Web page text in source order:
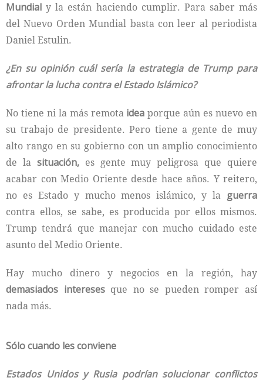
Mundial y la están haciendo cumplir. Para saber más
del Nuevo Orden Mundial basta con leer al periodista
Daniel Estulin.
¿En su opinión cuál sería la estrategia de Trump para
afrontar la lucha contra el Estado Islámico?
No tiene ni la más remota idea porque aún es nuevo en
su trabajo de presidente. Pero tiene a gente de muy
alto rango en su gobierno con un amplio conocimiento
de la situación,es gente muy peligrosa que quiere
acabar con Medio Oriente desde hace años. Y reitero,
no es Estado y mucho menos islámico, y la guerra
contra ellos, se sabe, es producida por ellos mismos.
Trump tendrá que manejar con mucho cuidado este
asunto del Medio Oriente.
Hay mucho dinero y negocios en la región, hay
demasiados interesesque no se pueden romper así
nada más.
Sólo cuando les conviene
Estados Unidos y Rusia podrían solucionar conflictos